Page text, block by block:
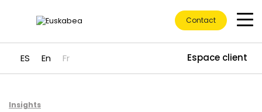
Accéder directement au contenu
ES En Fr Espace client
Contact
Insights